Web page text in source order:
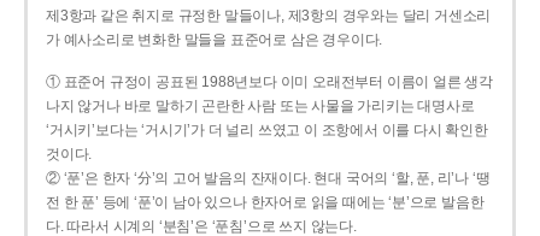
제3항과 같은 취지로 규정한 말들이나, 제3항의 경우와는 달리 거센소리
가 예사소리로 변화한 말들을 표준어로 삼은 경우이다.
① 표준어 규정이 공표된 1988년보다 이미 오래전부터 이름이 얼른 생각
나지 않거나 바로 말하기 곤란한 사람 또는 사물을 가리키는 대명사로
‘거시키’보다는 ‘거시기’가 더 널리 쓰였고 이 조항에서 이를 다시 확인한
것이다.
② ‘푼’은 한자 ‘分’의 고어 발음의 잔재이다. 현대 국어의 ‘할, 푼, 리’나 ‘땡
전 한 푼’ 등에 ‘푼’이 남아 있으나 한자어로 읽을 때에는 ‘분’으로 발음한
다. 따라서 시계의 ‘분침’은 ‘푼침’으로 쓰지 않는다.